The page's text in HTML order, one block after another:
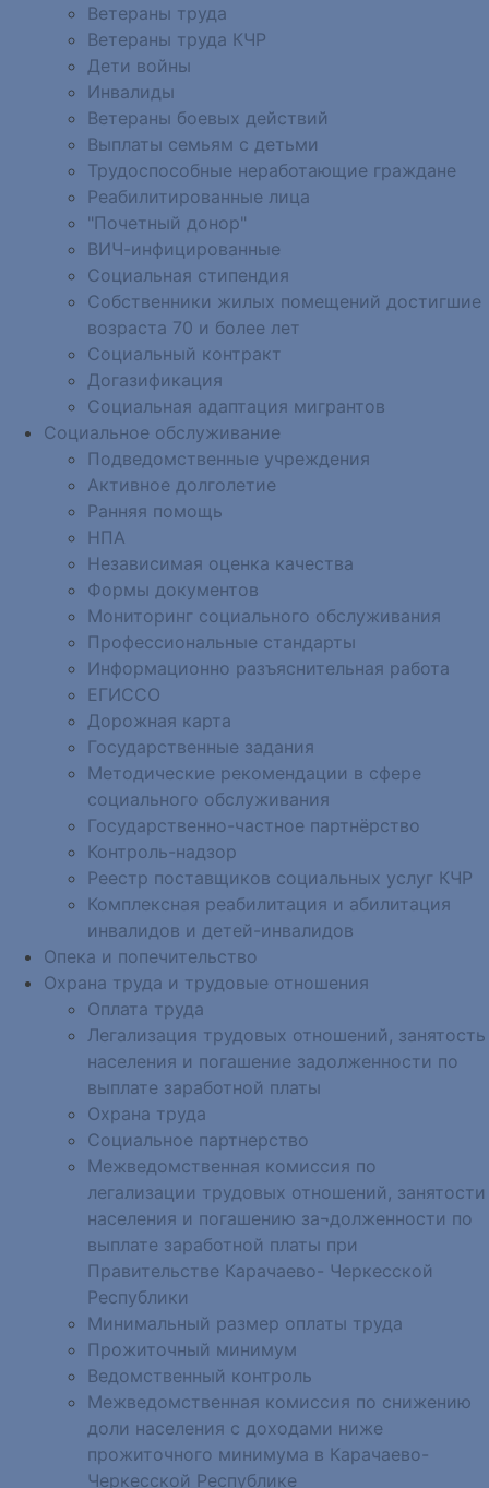
Ветераны труда
Ветераны труда КЧР
Дети войны
Инвалиды
Ветераны боевых действий
Выплаты семьям с детьми
Трудоспособные неработающие граждане
Реабилитированные лица
"Почетный донор"
ВИЧ-инфицированные
Социальная стипендия
Собственники жилых помещений достигшие
возраста 70 и более лет
Социальный контракт
Догазификация
Социальная адаптация мигрантов
Социальное обслуживание
Подведомственные учреждения
Активное долголетие
Ранняя помощь
НПА
Независимая оценка качества
Формы документов
Мониторинг социального обслуживания
Профессиональные стандарты
Информационно разъяснительная работа
ЕГИССО
Дорожная карта
Государственные задания
Методические рекомендации в сфере
социального обслуживания
Государственно-частное партнёрство
Контроль-надзор
Реестр поставщиков социальных услуг КЧР
Комплексная реабилитация и абилитация
инвалидов и детей-инвалидов
Опека и попечительство
Охрана труда и трудовые отношения
Оплата труда
Легализация трудовых отношений, занятость
населения и погашение задолженности по
выплате заработной платы
Охрана труда
Социальное партнерство
Межведомственная комиссия по
легализации трудовых отношений, занятости
населения и погашению за¬долженности по
выплате заработной платы при
Правительстве Карачаево- Черкесской
Республики
Минимальный размер оплаты труда
Прожиточный минимум
Ведомственный контроль
Межведомственная комиссия по снижению
доли населения с доходами ниже
прожиточного минимума в Карачаево-
Черкесской Республике